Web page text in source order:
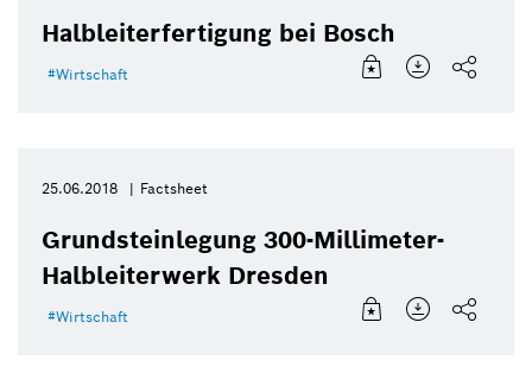
Halbleiterfertigung bei Bosch
Wirtschaft
25.06.2018 Factsheet
Grundsteinlegung 300-Millimeter-
Halbleiterwerk Dresden
Wirtschaft